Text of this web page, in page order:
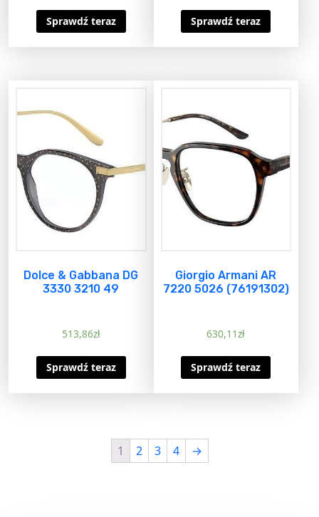
Sprawdź teraz Sprawdź teraz
Dolce & Gabbana DG
3330 3210 49
513,86zł
Sprawdź teraz
Giorgio Armani AR
7220 5026 (76191302)
630,11zł
Sprawdź teraz
1 2 3 4 →